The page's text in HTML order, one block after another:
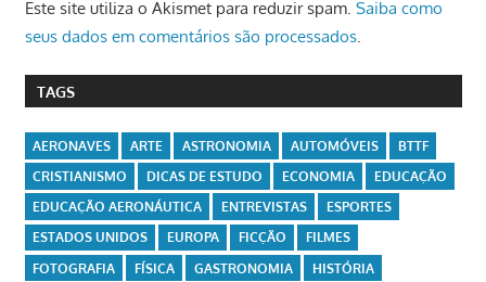
Este site utiliza o Akismet para reduzir spam. Saiba como
seus dados em comentários são processados.
TAGS
AERONAVES ARTE ASTRONOMIA AUTOMÓVEIS
BTTF
CRISTIANISMO
DICAS DE ESTUDO ECONOMIA
EDUCAÇÃO
EDUCAÇÃO AERONÁUTICA
ENTREVISTAS
ESPORTES
ESTADOS UNIDOS
EUROPA FICÇÃO
FILMES
FOTOGRAFIA
FÍSICA GASTRONOMIA
HISTÓRIA